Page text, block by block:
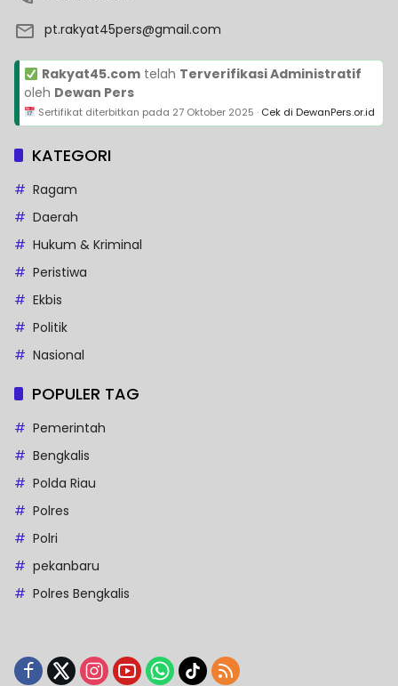
pt.rakyat45pers@gmail.com
Rakyat45.comtelah Terverifikasi Administratif
oleh Dewan Pers
Sertifikat diterbitkan pada 27 Oktober 2025 · Cek di DewanPers.or.id
KATEGORI
Ragam
Daerah
Hukum & Kriminal
Peristiwa
Ekbis
Politik
Nasional
POPULER TAG
Pemerintah
Bengkalis
Polda Riau
Polres
Polri
pekanbaru
Polres Bengkalis